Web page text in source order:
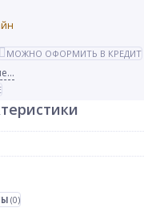
МОЖНО ОФОРМИТЬ В КРЕДИТ
(0)